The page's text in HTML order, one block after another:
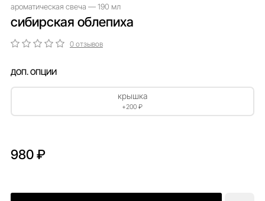
ароматическая свеча — 190 мл
сибирская облепиха
0 отзывов
ДОП. ОПЦИИ
крышка
+200 ₽
980 ₽